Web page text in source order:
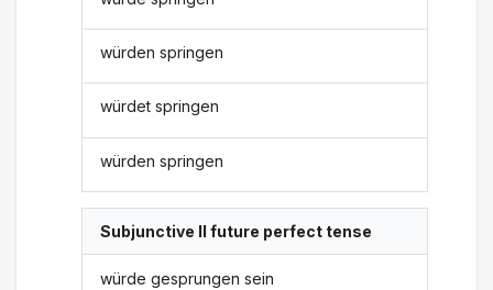
würden springen
würdet springen
würden springen
Subjunctive II future perfect tense
würde gesprungen sein